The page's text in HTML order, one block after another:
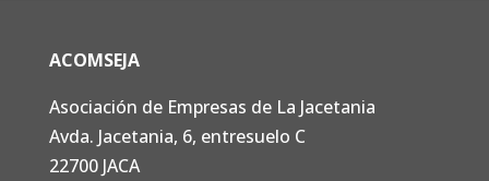
ACOMSEJA
Asociación de Empresas de La Jacetania
Avda. Jacetania, 6, entresuelo C
22700 JACA